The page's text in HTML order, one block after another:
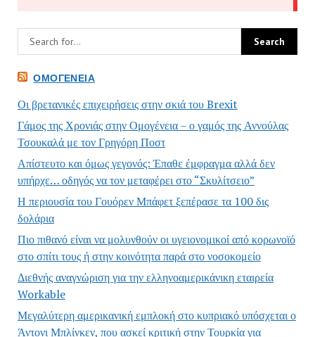
ΟΜΟΓΈΝΕΙΑ
Οι βρετανικές επιχειρήσεις στην σκιά του Brexit
Γάμος της Χρονιάς στην Ομογένεια – ο γαμός της Αννούλας
Τσουκαλά με τον Γρηγόρη Ποστ
Απίστευτο και όμως γεγονός: Έπαθε έμφραγμα αλλά δεν
υπήρχε… οδηγός να τον μεταφέρει στο “Σκυλίτσειο”
Η περιουσία του Γουόρεν Μπάφετ ξεπέρασε τα 100 δις
δολάρια
Πιο πιθανό είναι να μολυνθούν οι υγειονομικοί από κορωνοϊό
στο σπίτι τους ή στην κοινότητα παρά στο νοσοκομείο
Διεθνής αναγνώριση για την ελληνοαμερικάνικη εταιρεία
Workable
Μεγαλύτερη αμερικανική εμπλοκή στο κυπριακό υπόσχεται ο
Άντονι Μπλίνκεν, που ασκεί κριτική στην Τουρκία για